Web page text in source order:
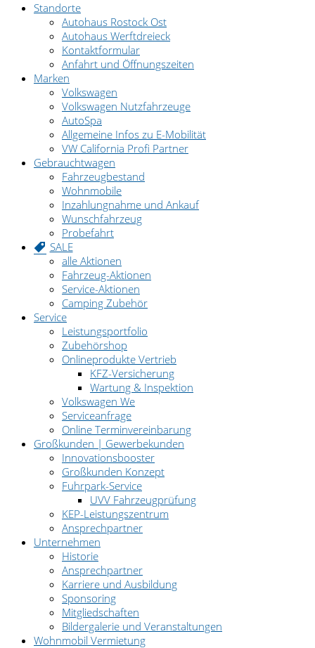
Standorte
Autohaus Rostock Ost
Autohaus Werftdreieck
Kontaktformular
Anfahrt und Öffnungszeiten
Marken
Volkswagen
Volkswagen Nutzfahrzeuge
AutoSpa
Allgemeine Infos zu E-Mobilität
VW California Profi Partner
Gebrauchtwagen
Fahrzeugbestand
Wohnmobile
Inzahlungnahme und Ankauf
Wunschfahrzeug
Probefahrt
SALE
alle Aktionen
Fahrzeug-Aktionen
Service-Aktionen
Camping Zubehör
Service
Leistungsportfolio
Zubehörshop
Onlineprodukte Vertrieb
KFZ-Versicherung
Wartung & Inspektion
Volkswagen We
Serviceanfrage
Online Terminvereinbarung
Großkunden | Gewerbekunden
Innovationsbooster
Großkunden Konzept
Fuhrpark-Service
UVV Fahrzeugprüfung
KEP-Leistungszentrum
Ansprechpartner
Unternehmen
Historie
Ansprechpartner
Karriere und Ausbildung
Sponsoring
Mitgliedschaften
Bildergalerie und Veranstaltungen
Wohnmobil Vermietung